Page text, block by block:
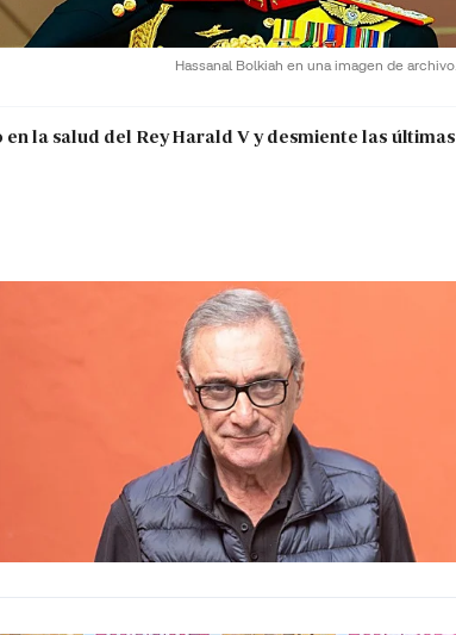
Hassanal Bolkiah en una imagen de archivo.
la salud del Rey Harald V y desmiente las últimas